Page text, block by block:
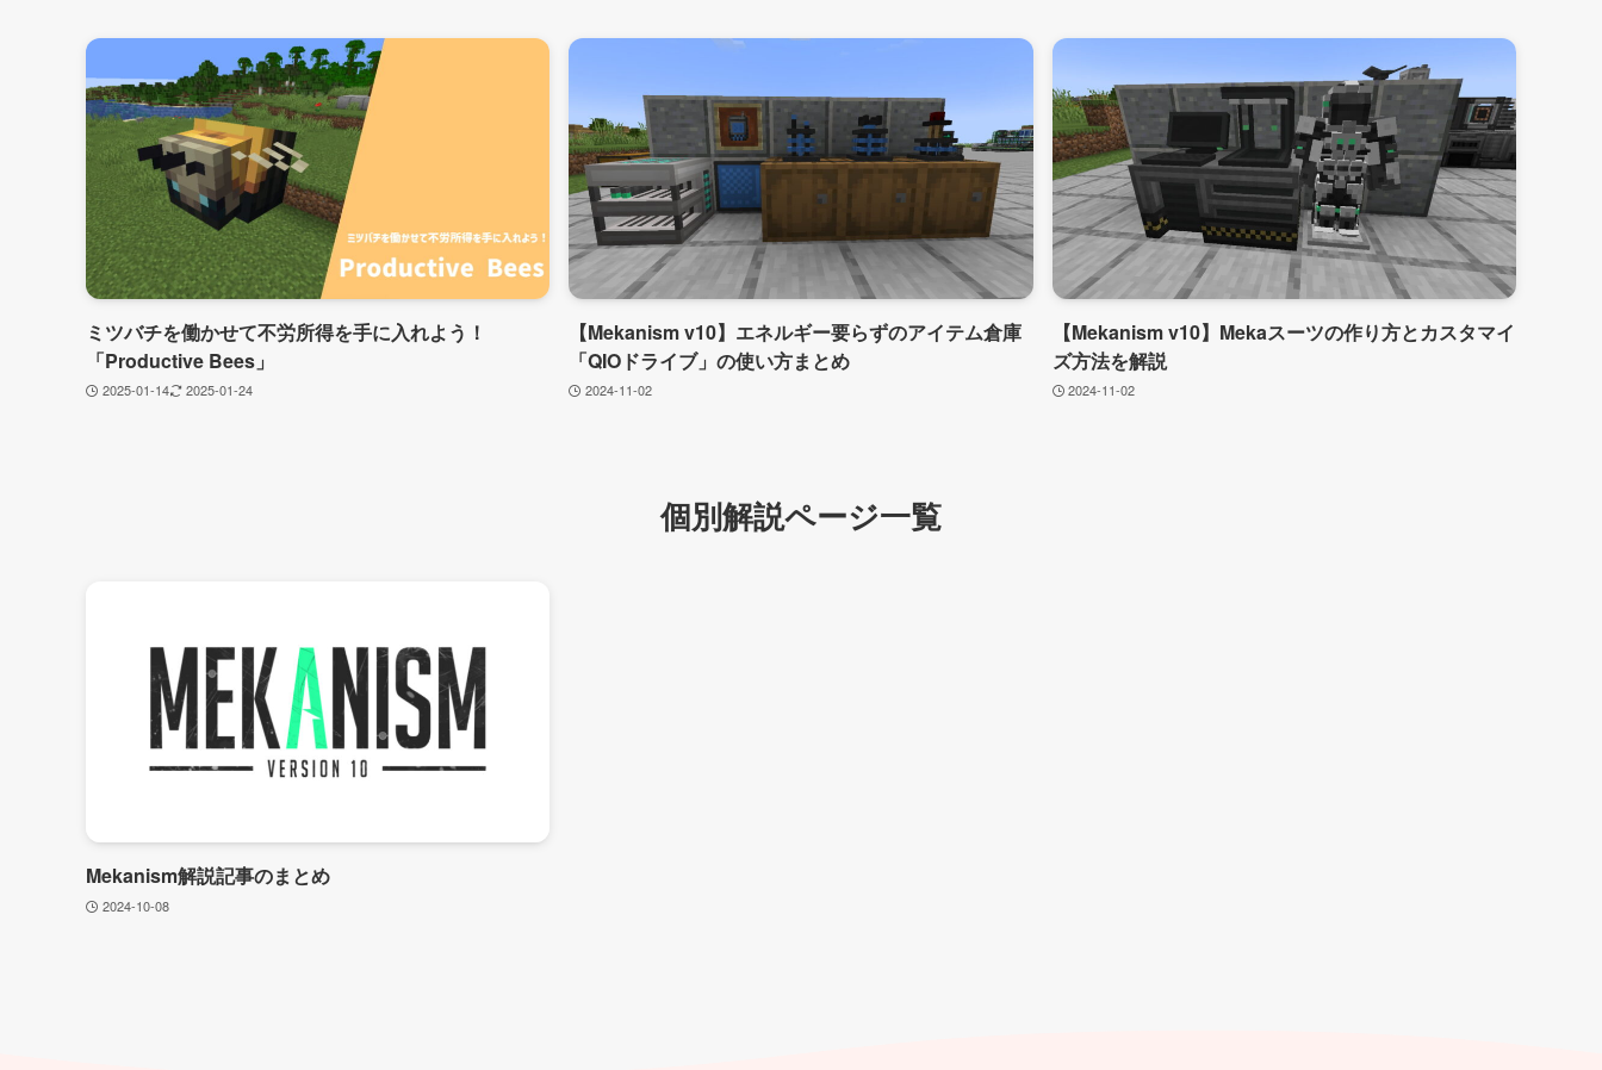
ミツバチを働かせて不労所得を手に入れよう！
「Productive Bees」
2025-01-14 2025-01-24
【Mekanism v10】エネルギー要らずのアイテム倉庫
「QIOドライブ」の使い方まとめ
2024-11-02
【Mekanism v10】Mekaスーツの作り方とカスタマイ
ズ方法を解説
2024-11-02
個別解説ページ一覧
Mekanism解説記事のまとめ
2024-10-08